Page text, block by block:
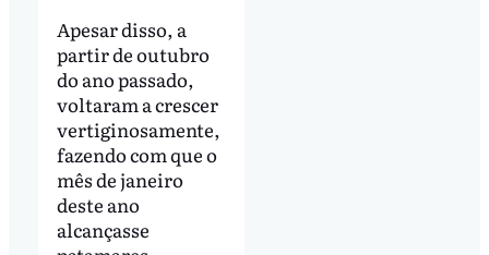
Apesar disso, a
partir de outubro
do ano passado,
voltaram a crescer
vertiginosamente,
fazendo com que o
mês de janeiro
deste ano
alcançasse